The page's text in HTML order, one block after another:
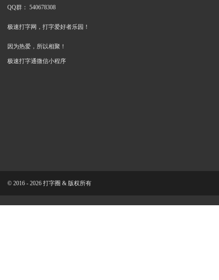
QQ群： 540678308
极速打字网，打字爱好者乐园！
因为热爱，所以相聚！
极速打字通微信小程序
© 2016 - 2026 打字圈 & 版权所有